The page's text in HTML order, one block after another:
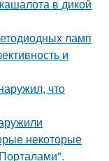
в дикой
ламп
и
что
некоторые